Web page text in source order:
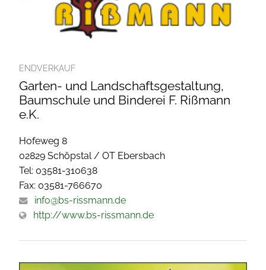
ENDVERKAUF
Garten- und Landschaftsgestaltung,
Baumschule und Binderei F. Rißmann
e.K.
Hofeweg 8
02829 Schöpstal / OT Ebersbach
Tel: 03581-310638
Fax: 03581-766670
info@bs-rissmann.de
http://www.bs-rissmann.de